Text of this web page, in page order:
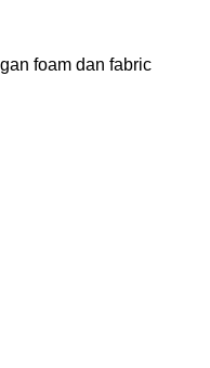
foam dan fabric